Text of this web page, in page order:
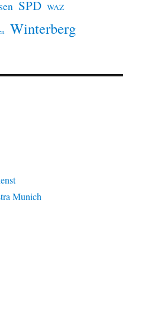
SPD WAZ
Winterberg
Munich